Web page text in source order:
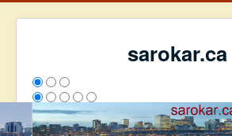
sarokar.ca